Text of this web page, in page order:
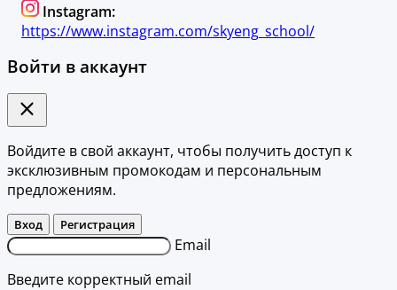
Instagram:
https://www.instagram.com/skyeng_school/
Войти в аккаунт
Войдите в свой аккаунт, чтобы получить доступ к
эксклюзивным промокодам и персональным
предложениям.
Вход Регистрация
Email
Введите корректный email